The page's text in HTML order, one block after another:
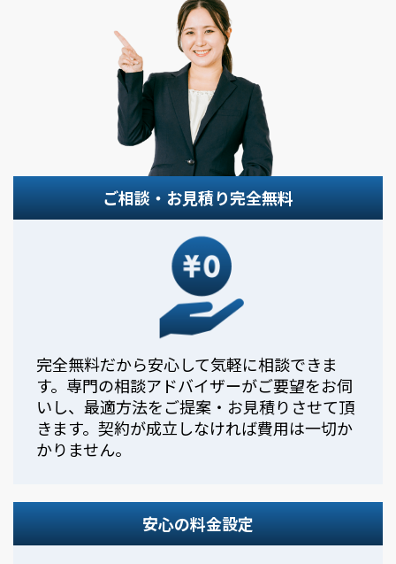
ご相談・お見積り完全無料
完全無料だから安心して気軽に相談できま
す。専門の相談アドバイザーがご要望をお伺
いし、最適方法をご提案・お見積りさせて頂
きます。契約が成立しなければ費用は一切か
かりません。
安心の料金設定